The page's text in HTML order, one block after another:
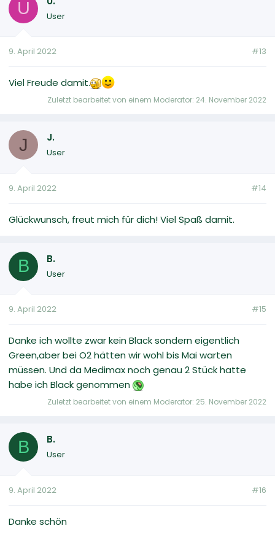
U User
9. April 2022 #13
Viel Freude damit.
Zuletzt bearbeitet von einem Moderator: 24. November 2022
J J.
User
9. April 2022 #14
Glückwunsch, freut mich für dich! Viel Spaß damit.
B B.
User
9. April 2022 #15
Danke ich wollte zwar kein Black sondern eigentlich
Green,aber bei O2 hätten wir wohl bis Mai warten
müssen. Und da Medimax noch genau 2 Stück hatte
habe ich Black genommen
Zuletzt bearbeitet von einem Moderator: 25. November 2022
B B.
User
9. April 2022 #16
Danke schön